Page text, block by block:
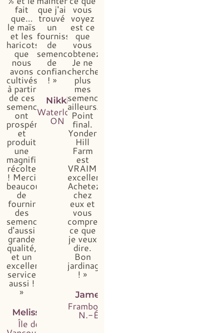
fait
que...
le maïs
et les
haricots
que
nous
avons
cultivés
à partir
de ces
semences
ont
prospéré
et
produit
une
magnifique
récolte
! Merci
beaucoup
de
fournir
des
semences
d'aussi
grande
qualité,
et un
excellent
service
aussi !
»
Melissa
Île de
que j'ai
trouvé
un
fournisseur
de
semences
de
confiance
! »
Nikki
Waterloo,
ON
vous
voyez
est ce
que
vous
obtenez...
Je ne
chercherai
plus
mes
semences
ailleurs.
Point
final.
Yonder
Hill
Farm
est
VRAIMENT
excellent.
Achetez
chez
eux et
vous
comprendrez
ce que
je veux
dire.
Bon
jardinage
! »
James
Framboise,
N.-É.